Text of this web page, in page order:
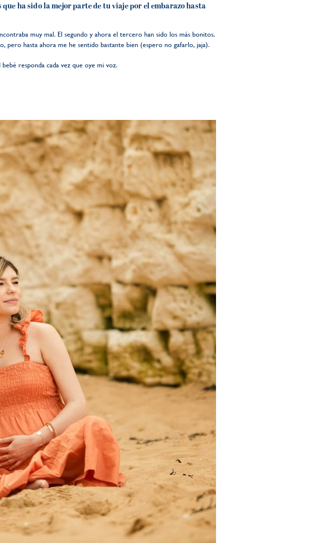
ha sido la mejor parte de tu viaje por el embarazo hasta
muy mal. El segundo y ahora el tercero han sido los más bonitos.
pero hasta ahora me he sentido bastante bien (espero no gafarlo, jaja).
responda cada vez que oye mi voz.